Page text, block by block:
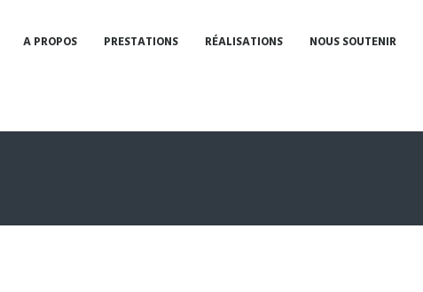
A PROPOS PRESTATIONS RÉALISATIONS NOUS SOUTENIR